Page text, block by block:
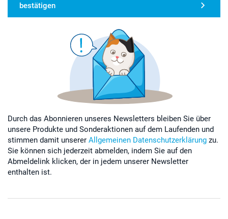
bestätigen
Durch das Abonnieren unseres Newsletters bleiben Sie über
unsere Produkte und Sonderaktionen auf dem Laufenden und
stimmen damit unserer Allgemeinen Datenschutzerklärung zu.
Sie können sich jederzeit abmelden, indem Sie auf den
Abmeldelink klicken, der in jedem unserer Newsletter
enthalten ist.